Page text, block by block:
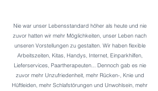
Nie war unser Lebensstandard höher als heute und nie
zuvor hatten wir mehr Möglichkeiten, unser Leben nach
unseren Vorstellungen zu gestalten. Wir haben flexible
Arbeitszeiten, Kitas, Handys, Internet, Einparkhilfen,
Lieferservices, Paartherapeuten... Dennoch gab es nie
zuvor mehr Unzufriedenheit, mehr Rücken-, Knie und
Hüftleiden, mehr Schlafstörungen und Unwohlsein, mehr